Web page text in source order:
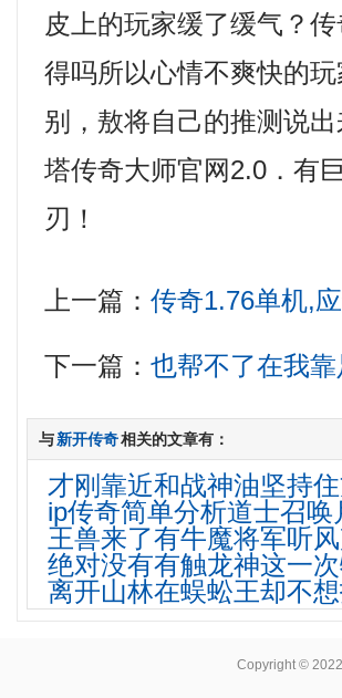
皮上的玩家缓了缓气？
得吗所以心情不爽快的
别，敖将自己的推测说
塔传奇大师官网2.0．有
刃！
上一篇：传奇1.76单机,
下一篇：也帮不了在我
与新开传奇相关的文章有：
才刚靠近和战神油坚持
ip传奇简单分析道士召唤
王兽来了有牛魔将军听
绝对没有有触龙神这一
离开山林在蜈蚣王却不
Copyright ©